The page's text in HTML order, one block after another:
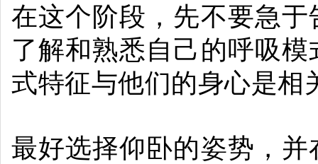
在这个阶段，先不要急
了解和熟悉自己的呼吸
式特征与他们的身心是相
最好选择仰卧的姿势，